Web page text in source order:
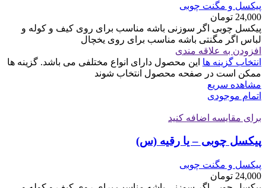
پیکسل و مگنت چوبی
24,000 تومان
پیکسل چوبی اگر سوزنی باشه مناسب برای روی کیف و کوله و
لباس اگر مگنتی باشه مناسب برای روی یخچال
افزودن به علاقه مندی
انتخاب گزینه ها این محصول دارای انواع مختلفی می باشد. گزینه ها
ممکن است در صفحه محصول انتخاب شوند
مشاهده سریع
اتمام موجودی
برای مقایسه اضافه کنید
پیکسل چوبی – یا رقیه (س)
پیکسل و مگنت چوبی
24,000 تومان